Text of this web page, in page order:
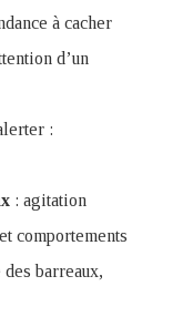
à cacher
d’un
:
: agitation
comportements
barreaux,